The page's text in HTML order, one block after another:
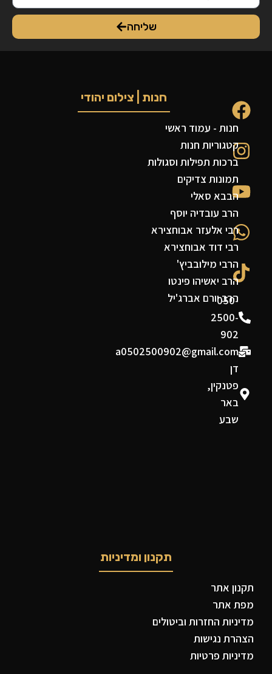
שליחה
050-
2500-
902
a0502500902@gmail.com
דן
פטנקין,
באר
שבע
חנות | צילום יהודי
חנות - עמוד ראשי
קטגוריות חנות
ברכות תפילות וסגולות
תמונות צדיקים
הבבא סאלי
הרב עובדיה יוסף
רבי אלעזר אבוחצירא
רבי דוד אבוחצירא
הרבי מילובביץ'
הרב יאשיהו פינטו
הרב יורם אברג'יל
תקנון ומדיניות
תקנון אתר
מפת אתר
מדיניות החזרות וביטולים
הצהרת נגישות
מדיניות פרטיות